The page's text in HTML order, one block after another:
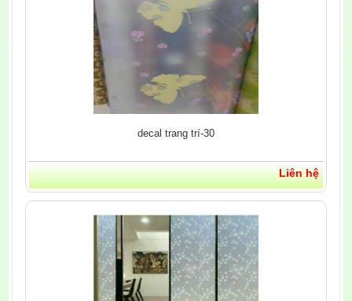
decal trang trí-30
Liên hệ